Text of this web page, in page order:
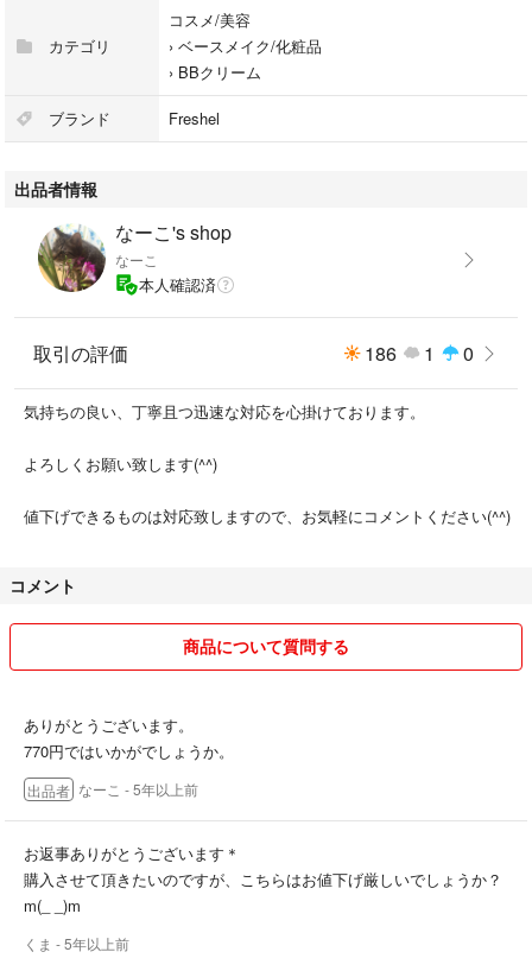
カテゴリ
コスメ/美容
› ベースメイク/化粧品
› BBクリーム
ブランド Freshel
出品者情報
なーこ's shop
なーこ
本人確認済
取引の評価 186 1 0
気持ちの良い、丁寧且つ迅速な対応を心掛けております。
よろしくお願い致します(^^)
値下げできるものは対応致しますので、お気軽にコメントください(^^)
コメント
商品について質問する
ありがとうございます。
770円ではいかがでしょうか。
出品者 なーこ - 5年以上前
お返事ありがとうございます＊
購入させて頂きたいのですが、こちらはお値下げ厳しいでしょうか？
m(_ _)m
くま - 5年以上前